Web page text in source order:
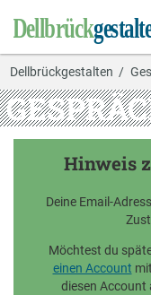
Dellbrückgestalten
Hinweis
Deine Email-
Möchtest du
einen Account
diesen Account